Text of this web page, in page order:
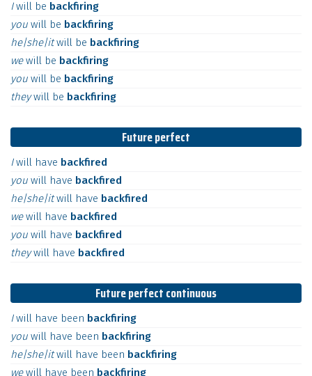
Iwill be backfiring
you will be backfiring
he|she|itwill be backfiring
wewill be backfiring
you will be backfiring
theywill be backfiring
Future perfect
Iwill have backfired
you will have backfired
he|she|itwill have backfired
wewill have backfired
you will have backfired
theywill have backfired
Future perfect continuous
Iwill have been backfiring
you will have been backfiring
he|she|itwill have been backfiring
wewill have been backfiring